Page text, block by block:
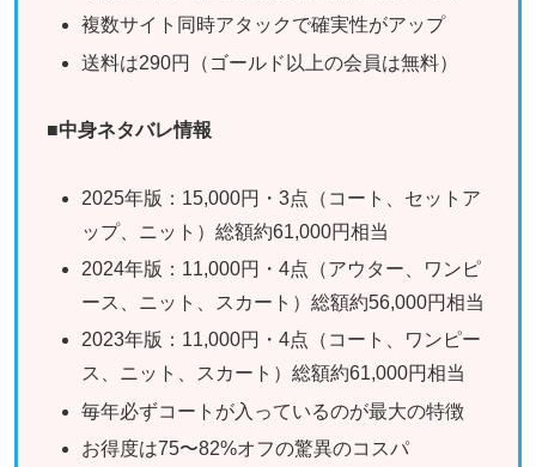
複数サイト同時アタックで確実性がアップ
送料は290円（ゴールド以上の会員は無料）
■中身ネタバレ情報
2025年版：15,000円・3点（コート、セットア
ップ、ニット）総額約61,000円相当
2024年版：11,000円・4点（アウター、ワンピ
ース、ニット、スカート）総額約56,000円相当
2023年版：11,000円・4点（コート、ワンピー
ス、ニット、スカート）総額約61,000円相当
毎年必ずコートが入っているのが最大の特徴
お得度は75〜82%オフの驚異のコスパ